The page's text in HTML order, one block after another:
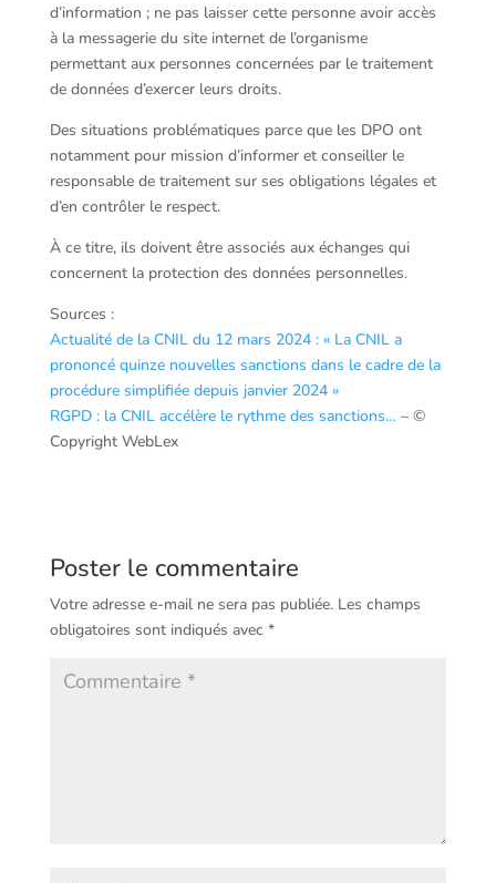
d’information ; ne pas laisser cette personne avoir accès
à la messagerie du site internet de l’organisme
permettant aux personnes concernées par le traitement
de données d’exercer leurs droits.
Des situations problématiques parce que les DPO ont
notamment pour mission d’informer et conseiller le
responsable de traitement sur ses obligations légales et
d’en contrôler le respect.
À ce titre, ils doivent être associés aux échanges qui
concernent la protection des données personnelles.
Sources :
Actualité de la CNIL du 12 mars 2024 : « La CNIL a
prononcé quinze nouvelles sanctions dans le cadre de la
procédure simplifiée depuis janvier 2024 »
RGPD : la CNIL accélère le rythme des sanctions… – ©
Copyright WebLex
Poster le commentaire
Votre adresse e-mail ne sera pas publiée. Les champs
obligatoires sont indiqués avec *